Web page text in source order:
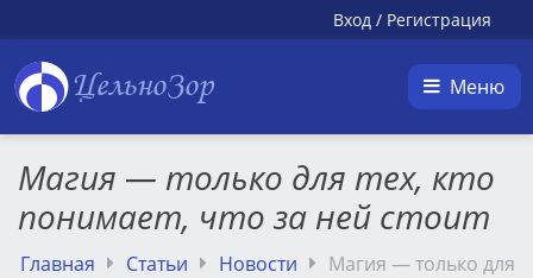
Вход / Регистрация
ЦельноЗор Меню
Магия — только для тех, кто
понимает, что за ней стоит
Главная Статьи Новости
Магия — только для